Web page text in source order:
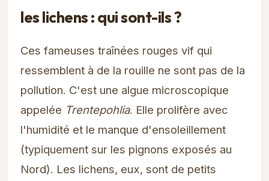
les lichens : qui sont-ils ?
Ces fameuses traînées rouges vif qui
ressemblent à de la rouille ne sont pas de la
pollution. C'est une algue microscopique
appelée Trentepohlia. Elle prolifère avec
l'humidité et le manque d'ensoleillement
(typiquement sur les pignons exposés au
Nord). Les lichens, eux, sont de petits